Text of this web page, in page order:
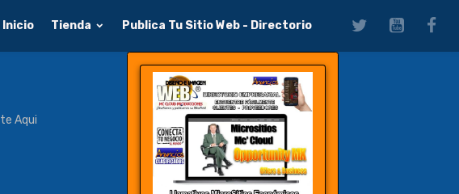
Inicio Tienda Publica Tu Sitio Web - Directorio